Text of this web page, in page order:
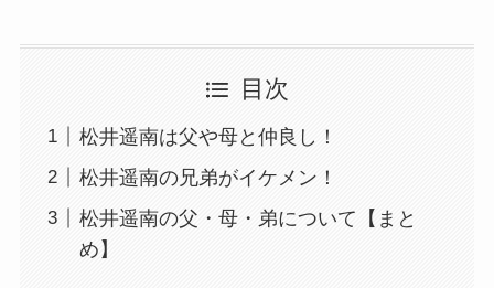
目次
松井遥南は父や母と仲良し！
松井遥南の兄弟がイケメン！
松井遥南の父・母・弟について【まと
め】